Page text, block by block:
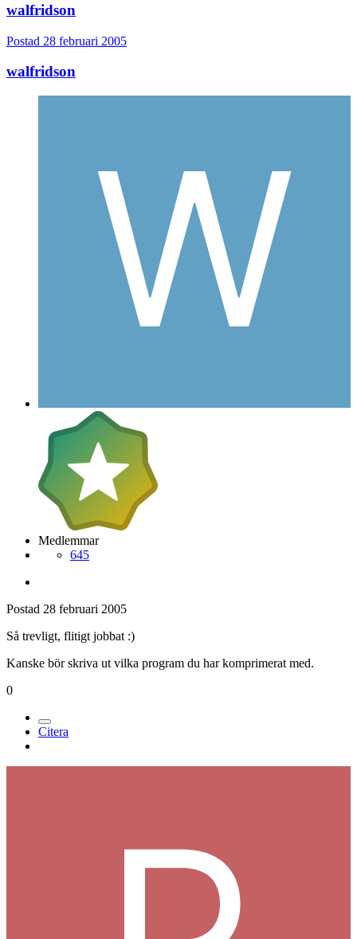
walfridson
Postad 28 februari 2005
walfridson
Medlemmar
645
Postad 28 februari 2005
Så trevligt, flitigt jobbat :)
Kanske bör skriva ut vilka program du har komprimerat med.
0
Citera